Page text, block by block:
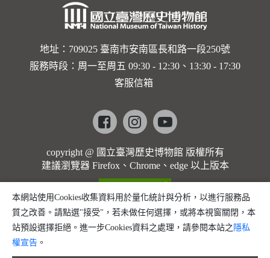
地址：709025 臺南市安南區長和路一段250號
服務時段：周一至周五 09:30 - 12:30、13:30 - 17:30
客服信箱
Facebookinstagramyoutube
copyright @ 國立臺灣歷史博物館 版權所有
建議瀏覽器 Firefox、Chrome、edge 以上版本
本網站使用Cookies收集資料用於量化統計與分析，以進行服務品
質之改善。請點選"接受"，若未做任何選擇，或將本視窗關閉，本
站預設選擇拒絕。進一步Cookies資料之處理，請參閱本站之 隱私
權宣告 。